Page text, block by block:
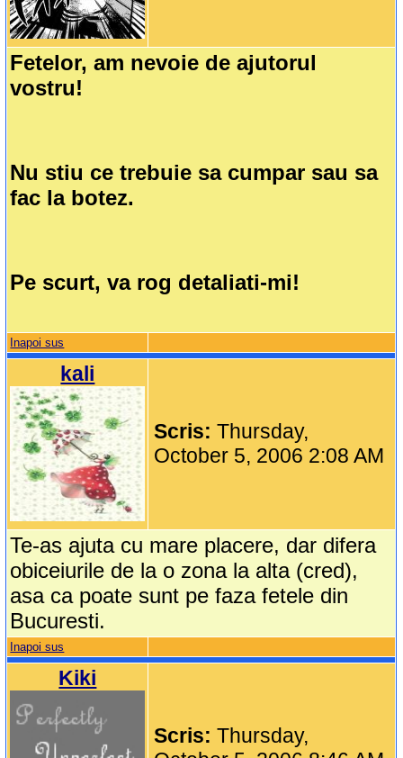
Fetelor, am nevoie de ajutorul
vostru!
Nu stiu ce trebuie sa cumpar sau sa
fac la botez.
Pe scurt, va rog detaliati-mi!
Inapoi sus
kali
Scris:Thursday,
October 5, 2006 2:08 AM
Te-as ajuta cu mare placere, dar difera
obiceiurile de la o zona la alta (cred),
asa ca poate sunt pe faza fetele din
Bucuresti.
Inapoi sus
Kiki
Scris:Thursday,